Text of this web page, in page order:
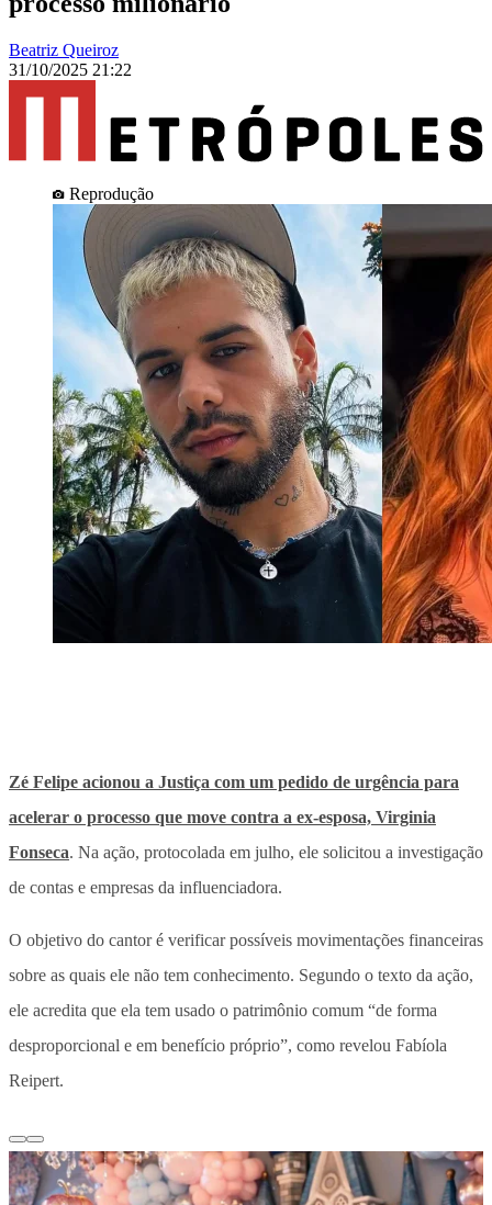
Beatriz Queiroz
31/10/2025 21:22
Reprodução
Zé Felipe acionou a Justiça com um pedido de urgência para
acelerar o processo que move contra a ex-esposa, Virginia
Fonseca. Na ação, protocolada em julho, ele solicitou a investigação
de contas e empresas da influenciadora.
O objetivo do cantor é verificar possíveis movimentações financeiras
sobre as quais ele não tem conhecimento. Segundo o texto da ação,
ele acredita que ela tem usado o patrimônio comum “de forma
desproporcional e em benefício próprio”, como revelou Fabíola
Reipert.